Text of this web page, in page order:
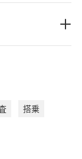
搭乗